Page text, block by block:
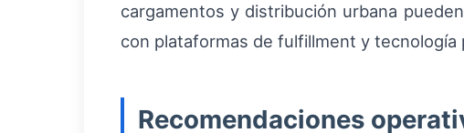
cargamentos y distribución urbana
con plataformas de fulfillment y tecnología
Recomendaciones